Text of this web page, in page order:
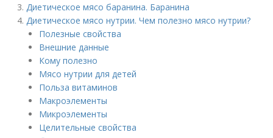
Диетическое мясо баранина. Баранина
Диетическое мясо нутрии. Чем полезно мясо нутрии?
Полезные свойства
Внешние данные
Кому полезно
Мясо нутрии для детей
Польза витаминов
Макроэлементы
Микроэлементы
Целительные свойства